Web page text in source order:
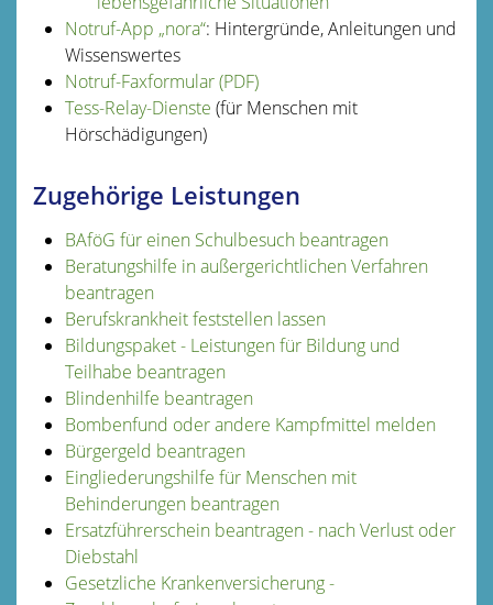
Notruf-App „nora“: Hintergründe, Anleitungen und
Wissenswertes
Notruf-Faxformular (PDF)
Tess-Relay-Dienste (für Menschen mit
Hörschädigungen)
Zugehörige Leistungen
BAföG für einen Schulbesuch beantragen
Beratungshilfe in außergerichtlichen Verfahren
beantragen
Berufskrankheit feststellen lassen
Bildungspaket - Leistungen für Bildung und
Teilhabe beantragen
Blindenhilfe beantragen
Bombenfund oder andere Kampfmittel melden
Bürgergeld beantragen
Eingliederungshilfe für Menschen mit
Behinderungen beantragen
Ersatzführerschein beantragen - nach Verlust oder
Diebstahl
Gesetzliche Krankenversicherung -